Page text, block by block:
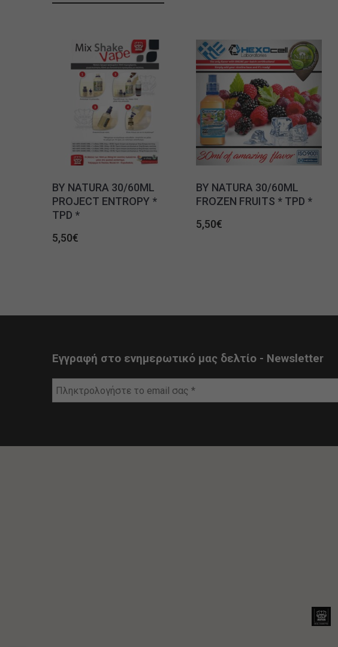
BY NATURA 30/60ML
PROJECT ENTROPY *
TPD *
5,50€
BY NATURA 30/60ML
FROZEN FRUITS * TPD *
5,50€
Εγγραφή στο ενημερωτικό μας δελτίο - Newsletter